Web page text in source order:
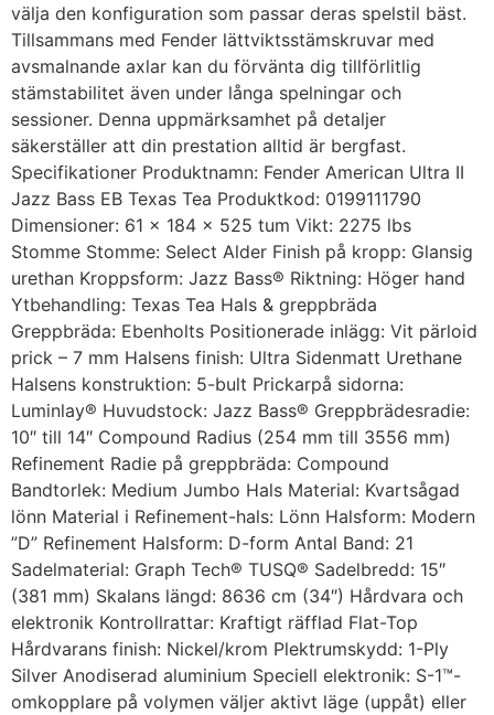
välja den konfiguration som passar deras spelstil bäst.
Tillsammans med Fender lättviktsstämskruvar med
avsmalnande axlar kan du förvänta dig tillförlitlig
stämstabilitet även under långa spelningar och
sessioner. Denna uppmärksamhet på detaljer
säkerställer att din prestation alltid är bergfast.
Specifikationer Produktnamn: Fender American Ultra II
Jazz Bass EB Texas Tea Produktkod: 0199111790
Dimensioner: 61 x 184 x 525 tum Vikt: 2275 lbs
Stomme Stomme: Select Alder Finish på kropp: Glansig
urethan Kroppsform: Jazz Bass® Riktning: Höger hand
Ytbehandling: Texas Tea Hals & greppbräda
Greppbräda: Ebenholts Positionerade inlägg: Vit pärloid
prick – 7 mm Halsens finish: Ultra Sidenmatt Urethane
Halsens konstruktion: 5-bult Prickarpå sidorna:
Luminlay® Huvudstock: Jazz Bass® Greppbrädesradie:
10″ till 14″ Compound Radius (254 mm till 3556 mm)
Refinement Radie på greppbräda: Compound
Bandtorlek: Medium Jumbo Hals Material: Kvartsågad
lönn Material i Refinement-hals: Lönn Halsform: Modern
”D” Refinement Halsform: D-form Antal Band: 21
Sadelmaterial: Graph Tech® TUSQ® Sadelbredd: 15″
(381 mm) Skalans längd: 8636 cm (34″) Hårdvara och
elektronik Kontrollrattar: Kraftigt räfflad Flat-Top
Hårdvarans finish: Nickel/krom Plektrumskydd: 1-Ply
Silver Anodiserad aluminium Speciell elektronik: S-1™-
omkopplare på volymen väljer aktivt läge (uppåt) eller